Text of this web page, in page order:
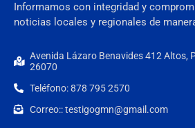
Informamos con integridad y
noticias locales y regionales de
Avenida Lázaro Benavides 412 Altos,
26070
Teléfono: 878 795 2570
Correo:: testigogmn@gmail.com